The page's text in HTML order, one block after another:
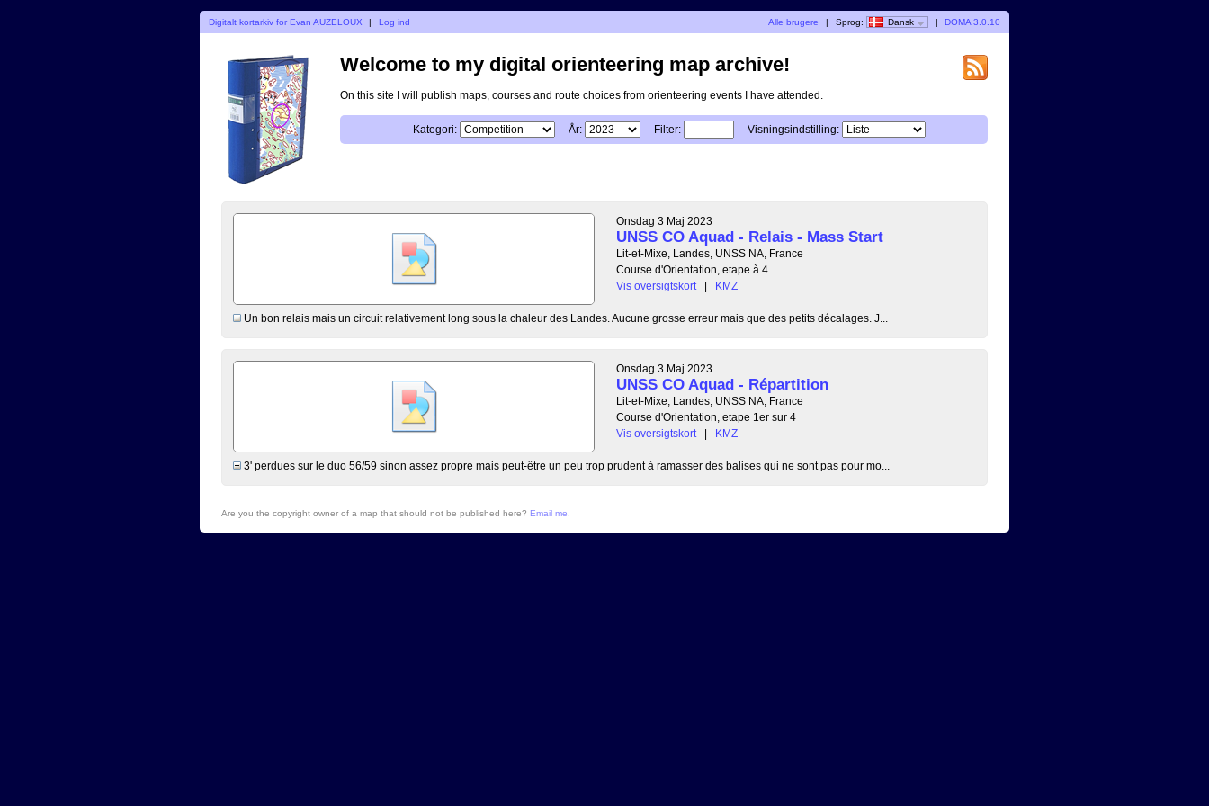
Digitalt kortarkiv for Evan AUZELOUX | Log ind Alle brugere | Sprog: Dansk | DOMA 3.0.10
Welcome to my digital orienteering map archive!
On this site I will publish maps, courses and route choices from orienteering events I have attended.
Kategori: År: Filter: Visningsindstilling:
Onsdag 3 Maj 2023
UNSS CO Aquad - Relais - Mass Start
Lit-et-Mixe, Landes, UNSS NA, France
Course d'Orientation, etape à 4
Vis oversigtskort
| KMZ
Un bon relais mais un circuit relativement long sous la chaleur des Landes. Aucune grosse erreur mais que des petits décalages. J...
Onsdag 3 Maj 2023
UNSS CO Aquad - Répartition
Lit-et-Mixe, Landes, UNSS NA, France
Course d'Orientation, etape 1er sur 4
Vis oversigtskort
| KMZ
3' perdues sur le duo 56/59 sinon assez propre mais peut-être un peu trop prudent à ramasser des balises qui ne sont pas pour mo...
Are you the copyright owner of a map that should not be published here? Email me